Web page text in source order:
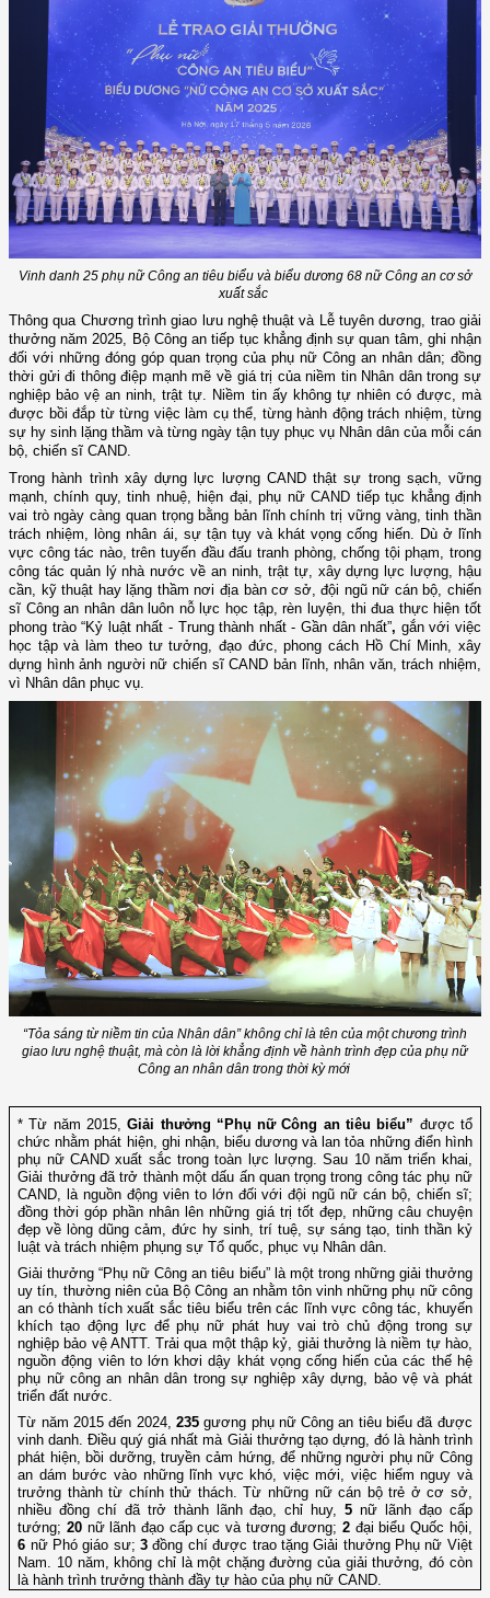
Vinh danh 25 phụ nữ Công an tiêu biểu và biểu dương 68 nữ Công an cơ sở
xuất sắc
Thông qua Chương trình giao lưu nghệ thuật và Lễ tuyên dương, trao giải
thưởng năm 2025, Bộ Công an tiếp tục khẳng định sự quan tâm, ghi nhận
đối với những đóng góp quan trọng của phụ nữ Công an nhân dân; đồng
thời gửi đi thông điệp mạnh mẽ về giá trị của niềm tin Nhân dân trong sự
nghiệp bảo vệ an ninh, trật tự. Niềm tin ấy không tự nhiên có được, mà
được bồi đắp từ từng việc làm cụ thể, từng hành động trách nhiệm, từng
sự hy sinh lặng thầm và từng ngày tận tụy phục vụ Nhân dân của mỗi cán
bộ, chiến sĩ CAND.
Trong hành trình xây dựng lực lượng CAND thật sự trong sạch, vững
mạnh, chính quy, tinh nhuệ, hiện đại, phụ nữ CAND tiếp tục khẳng định
vai trò ngày càng quan trọng bằng bản lĩnh chính trị vững vàng, tinh thần
trách nhiệm, lòng nhân ái, sự tận tụy và khát vọng cống hiến. Dù ở lĩnh
vực công tác nào, trên tuyến đầu đấu tranh phòng, chống tội phạm, trong
công tác quản lý nhà nước về an ninh, trật tự, xây dựng lực lượng, hậu
cần, kỹ thuật hay lặng thầm nơi địa bàn cơ sở, đội ngũ nữ cán bộ, chiến
sĩ Công an nhân dân luôn nỗ lực học tập, rèn luyện, thi đua thực hiện tốt
phong trào“Kỷ luật nhất - Trung thành nhất - Gần dân nhất”, gắn với việc
học tập và làm theo tư tưởng, đạo đức, phong cách Hồ Chí Minh, xây
dựng hình ảnh người nữ chiến sĩ CAND bản lĩnh, nhân văn, trách nhiệm,
vì Nhân dân phục vụ.
“Tỏa sáng từ niềm tin của Nhân dân” không chỉ là tên của một chương trình
giao lưu nghệ thuật, mà còn là lời khẳng định về hành trình đẹp của phụ nữ
Công an nhân dân trong thời kỳ mới
* Từ năm 2015,Giải thưởng “Phụ nữ Công an tiêu biểu” được tổ
chức nhằm phát hiện, ghi nhận, biểu dương và lan tỏa những điển hình
phụ nữ CAND xuất sắc trong toàn lực lượng. Sau 10 năm triển khai,
Giải thưởng đã trở thành một dấu ấn quan trọng trong công tác phụ nữ
CAND, là nguồn động viên to lớn đối với đội ngũ nữ cán bộ, chiến sĩ;
đồng thời góp phần nhân lên những giá trị tốt đẹp, những câu chuyện
đẹp về lòng dũng cảm, đức hy sinh, trí tuệ, sự sáng tạo, tinh thần kỷ
luật và trách nhiệm phụng sự Tổ quốc, phục vụ Nhân dân.
Giải thưởng “Phụ nữ Công an tiêu biểu” là một trong những giải thưởng
uy tín, thường niên của Bộ Công an nhằm tôn vinh những phụ nữ công
an có thành tích xuất sắc tiêu biểu trên các lĩnh vực công tác, khuyến
khích tạo động lực để phụ nữ phát huy vai trò chủ động trong sự
nghiệp bảo vệ ANTT. Trải qua một thập kỷ, giải thưởng là niềm tự hào,
nguồn động viên to lớn khơi dậy khát vọng cống hiến của các thế hệ
phụ nữ công an nhân dân trong sự nghiệp xây dựng, bảo vệ và phát
triển đất nước.
Từ năm 2015 đến 2024, 235gương phụ nữ Công an tiêu biểu đã được
vinh danh. Điều quý giá nhất mà Giải thưởng tạo dựng, đó là hành trình
phát hiện, bồi dưỡng, truyền cảm hứng, để những người phụ nữ Công
an dám bước vào những lĩnh vực khó, việc mới, việc hiểm nguy và
trưởng thành từ chính thử thách. Từ những nữ cán bộ trẻ ở cơ sở,
nhiều đồng chí đã trở thành lãnh đạo, chỉ huy,5nữ lãnh đạo cấp
tướng; 20nữ lãnh đạo cấp cục và tương đương;2 đại biểu Quốc hội,
6 nữ Phó giáo sư;3đồng chí được trao tặng Giải thưởng Phụ nữ Việt
Nam. 10 năm, không chỉ là một chặng đường của giải thưởng, đó còn
là hành trình trưởng thành đầy tự hào của phụ nữ CAND.